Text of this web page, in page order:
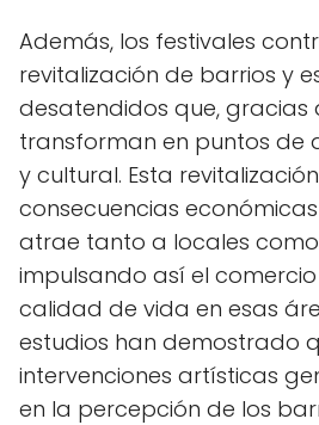
Además, los festivales
revitalización de barrios y
desatendidos que, gracias
transforman en puntos de
y cultural. Esta
consecuencias
atrae tanto a locales
impulsando así el
calidad de vida en esas
estudios han demostrado
intervenciones artísticas
en la percepción de los